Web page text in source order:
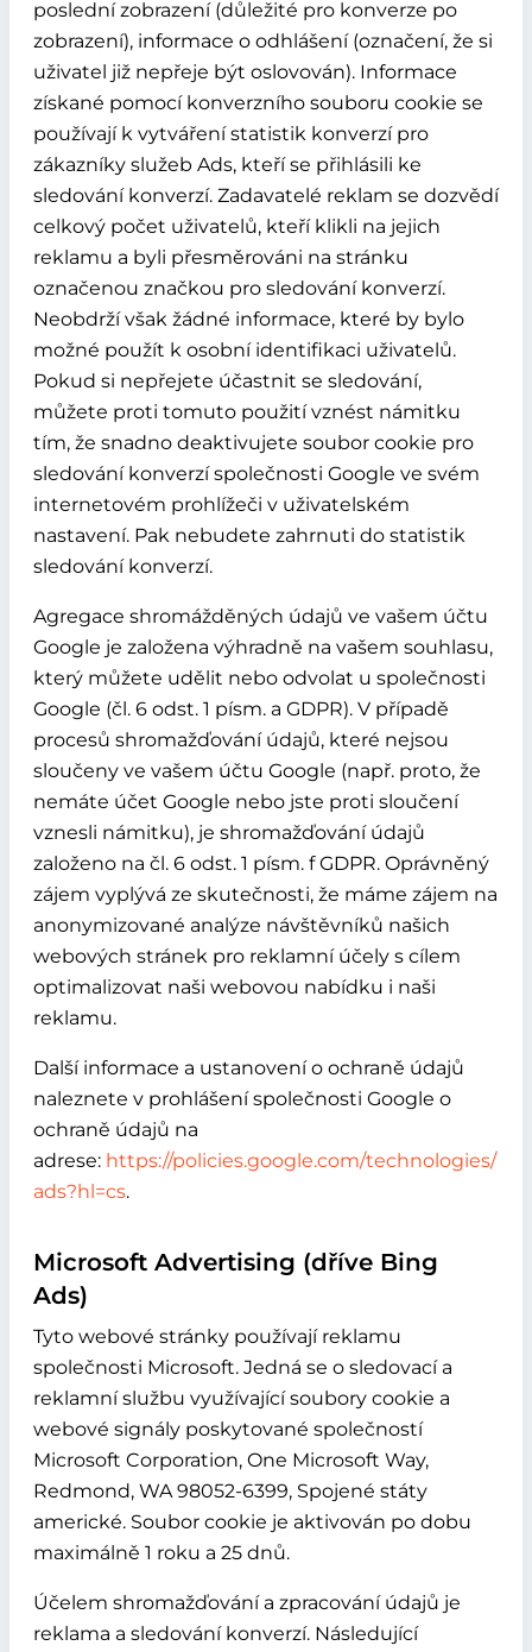
poslední zobrazení (důležité pro konverze po
zobrazení), informace o odhlášení (označení, že si
uživatel již nepřeje být oslovován). Informace
získané pomocí konverzního souboru cookie se
používají k vytváření statistik konverzí pro
zákazníky služeb Ads, kteří se přihlásili ke
sledování konverzí. Zadavatelé reklam se dozvědí
celkový počet uživatelů, kteří klikli na jejich
reklamu a byli přesměrováni na stránku
označenou značkou pro sledování konverzí.
Neobdrží však žádné informace, které by bylo
možné použít k osobní identifikaci uživatelů.
Pokud si nepřejete účastnit se sledování,
můžete proti tomuto použití vznést námitku
tím, že snadno deaktivujete soubor cookie pro
sledování konverzí společnosti Google ve svém
internetovém prohlížeči v uživatelském
nastavení. Pak nebudete zahrnuti do statistik
sledování konverzí.
Agregace shromážděných údajů ve vašem účtu
Google je založena výhradně na vašem souhlasu,
který můžete udělit nebo odvolat u společnosti
Google (čl. 6 odst. 1 písm. a GDPR). V případě
procesů shromažďování údajů, které nejsou
sloučeny ve vašem účtu Google (např. proto, že
nemáte účet Google nebo jste proti sloučení
vznesli námitku), je shromažďování údajů
založeno na čl. 6 odst. 1 písm. f GDPR. Oprávněný
zájem vyplývá ze skutečnosti, že máme zájem na
anonymizované analýze návštěvníků našich
webových stránek pro reklamní účely s cílem
optimalizovat naši webovou nabídku i naši
reklamu.
Další informace a ustanovení o ochraně údajů
naleznete v prohlášení společnosti Google o
ochraně údajů na
adrese: https://policies.google.com/technologies/
ads?hl=cs.
Microsoft Advertising (dříve Bing
Ads)
Tyto webové stránky používají reklamu
společnosti Microsoft. Jedná se o sledovací a
reklamní službu využívající soubory cookie a
webové signály poskytované společností
Microsoft Corporation, One Microsoft Way,
Redmond, WA 98052-6399, Spojené státy
americké. Soubor cookie je aktivován po dobu
maximálně 1 roku a 25 dnů.
Účelem shromažďování a zpracování údajů je
reklama a sledování konverzí. Následující